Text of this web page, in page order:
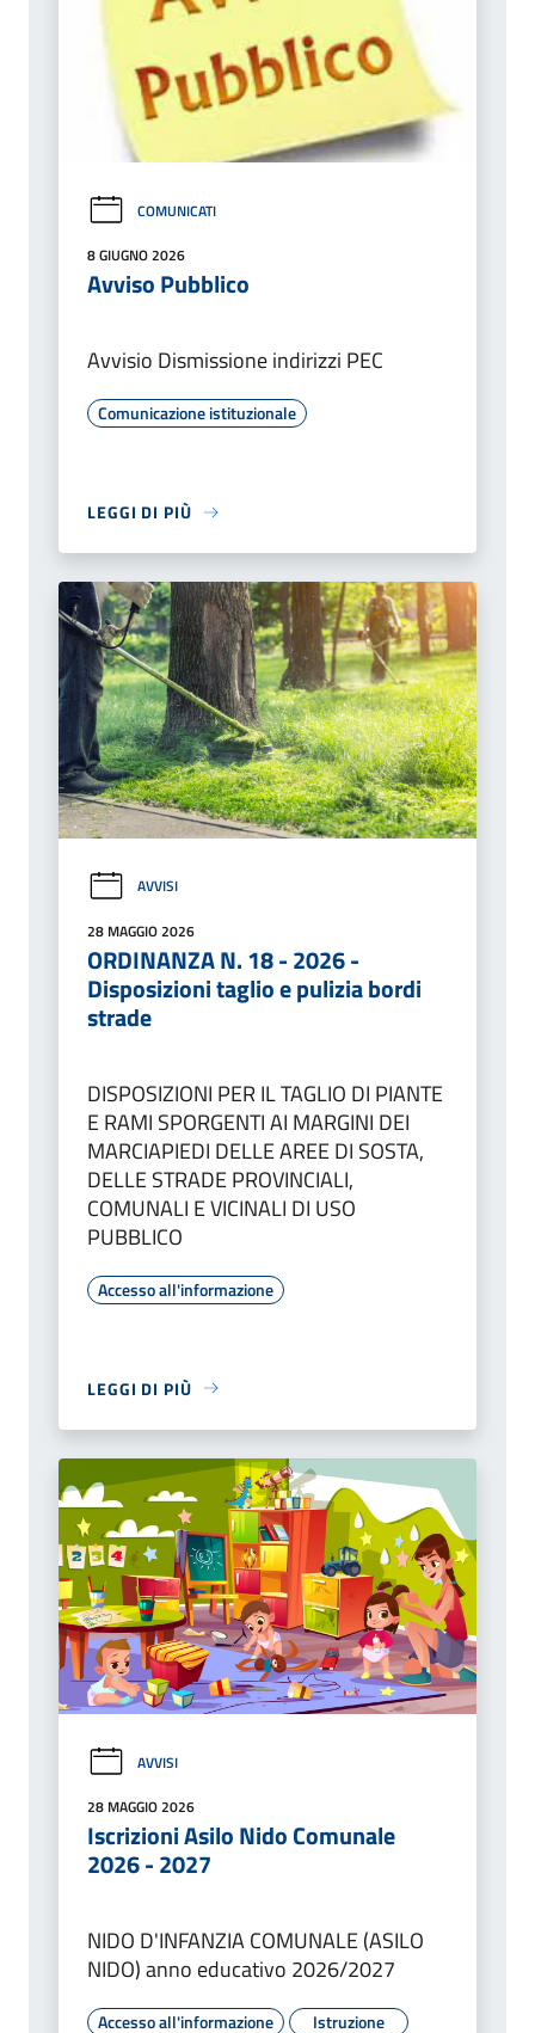
COMUNICATI
8 GIUGNO 2026
Avviso Pubblico
Avvisio Dismissione indirizzi PEC
Comunicazione istituzionale
LEGGI DI PIÙ
AVVISI
28 MAGGIO 2026
ORDINANZA N. 18 - 2026 -
Disposizioni taglio e pulizia bordi
strade
DISPOSIZIONI PER IL TAGLIO DI PIANTE
E RAMI SPORGENTI AI MARGINI DEI
MARCIAPIEDI DELLE AREE DI SOSTA,
DELLE STRADE PROVINCIALI,
COMUNALI E VICINALI DI USO
PUBBLICO
Accesso all'informazione
LEGGI DI PIÙ
AVVISI
28 MAGGIO 2026
Iscrizioni Asilo Nido Comunale
2026 - 2027
NIDO D'INFANZIA COMUNALE (ASILO
NIDO) anno educativo 2026/2027
Accesso all'informazione Istruzione